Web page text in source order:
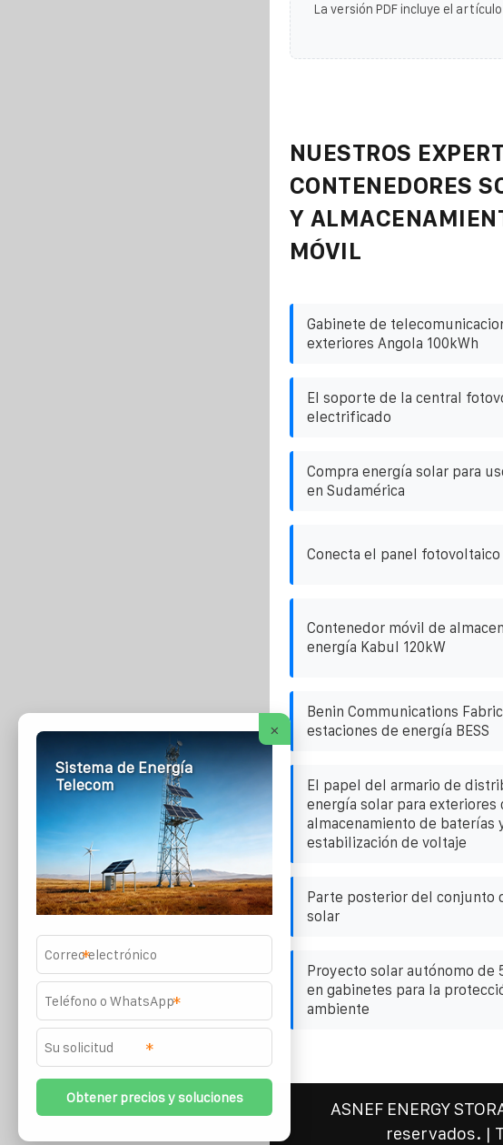
La versión PDF incluye el
NUESTROS
CONTENEDORES
Y
MÓVIL
Gabinete de
exteriores Angola 100kWh
El soporte de la central
electrificado
Compra energía solar para
en Sudamérica
Conecta el panel fotovoltaico
Contenedor móvil de
energía Kabul 120kW
Benin Communications
estaciones de energía BESS
El papel del armario de
energía solar para exteriores
almacenamiento de baterías
estabilización de voltaje
Parte posterior del conjunto
solar
Proyecto solar autónomo de
en gabinetes para la
ambiente
ASNEF ENERGY
reservados. |
×
Sistema de Energía
Telecom
*
*
*